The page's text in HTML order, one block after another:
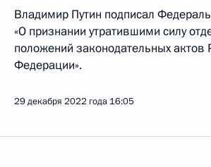
Владимир Путин подписал
«О признании утратившими силу
положений законодательных актов
Федерации».
29 декабря 2022 года 16:05